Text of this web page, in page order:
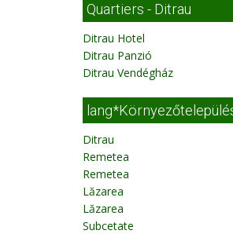
Quartiers - Ditrau
Ditrau Hotel
Ditrau Panzió
Ditrau Vendégház
Ditrau
Remetea
Remetea
Lăzarea
Lăzarea
Subcetate